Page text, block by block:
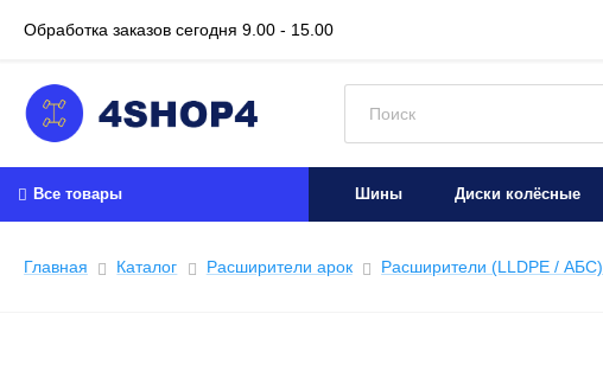
Обработка заказов сегодня 9.00 - 15.00
Все товары Шины Диски колёсные
Главная Каталог Расширители арок Расширители (LLDPE / АБС)